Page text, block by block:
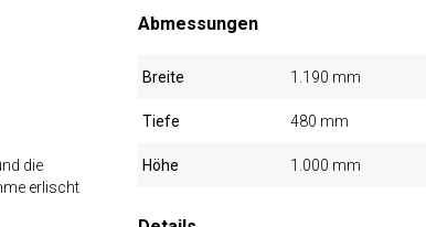
die
erlischt
Abmessungen
Breite 1.190 mm
Tiefe 480 mm
Höhe 1.000 mm